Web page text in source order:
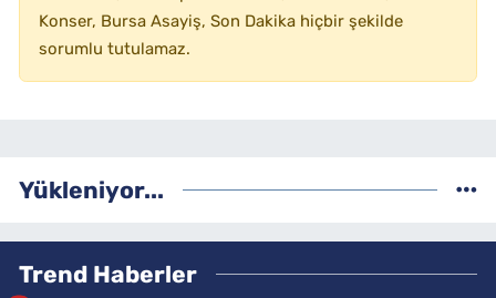
Konser, Bursa Asayiş, Son Dakika hiçbir şekilde
sorumlu tutulamaz.
Yükleniyor...
Trend Haberler